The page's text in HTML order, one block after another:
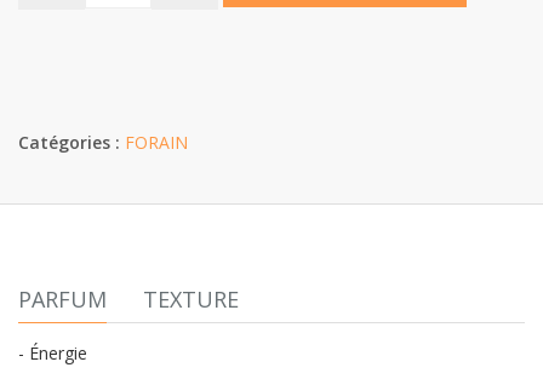
Catégories : FORAIN
PARFUM TEXTURE
- Énergie